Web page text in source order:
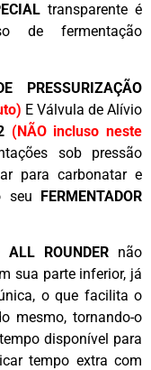
transparente é
de fermentação
PRESSURIZAÇÃO
E Válvula de Alívio
(NÃO incluso neste
sob pressão
para carbonatar e
seu FERMENTADOR
ALL ROUNDER não
sua parte inferior, já
o que facilita o
mesmo, tornando-o
disponível para
tempo extra com